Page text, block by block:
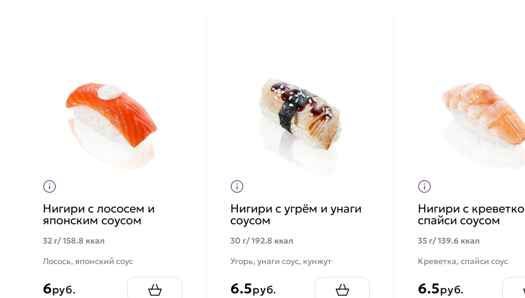
Нигири с лососем и
японским соусом
32 г/ 158.8 ккал
Лосось, японский соус
6руб.
Нигири с угрём и унаги
соусом
30 г/ 192.8 ккал
Угорь, унаги соус, кунжут
6.5руб.
Нигири с
спайси соусом
35 г/ 139.6 ккал
Креветка, спайси соус
6.5руб.